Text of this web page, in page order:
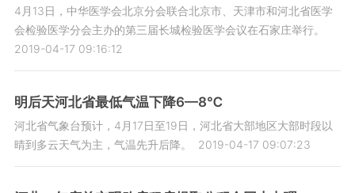
4月13日，中华医学会北京分会联合北京市、天津市和河北省医学
会检验医学分会主办的第三届长城检验医学会议在石家庄举行。
2019-04-17 09:16:12
明后天河北省最低气温下降6—8℃
河北省气象台预计，4月17日至19日，河北省大部地区大部时段以
晴到多云天气为主，气温先升后降。
2019-04-17 09:07:23